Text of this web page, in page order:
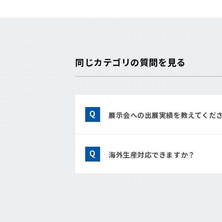
同じカテゴリの質問を見る
展示会への出展実績を教えてくだ
海外生産対応できますか？